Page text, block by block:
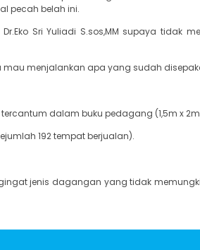
pecah belah ini.
Sri Yuliadi S.sos,MM supaya tidak
menjalankan apa yang sudah
dalam buku pedagang (1,5m x
192 tempat berjualan).
jenis dagangan yang tidak